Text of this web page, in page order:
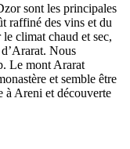
sont les principales
raffiné des vins et du
climat chaud et sec,
Nous
Le mont Ararat
et semble être
à Areni et découverte